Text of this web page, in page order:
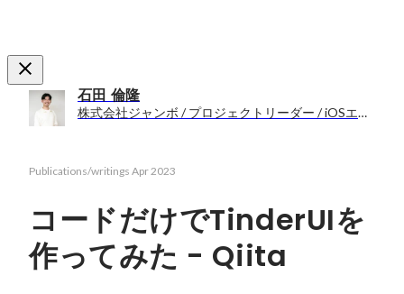
石田 倫隆
株式会社ジャンボ / プロジェクトリーダー / iOSエンジニア
Publications/writings Apr 2023
コードだけでTinderUIを
作ってみた - Qiita